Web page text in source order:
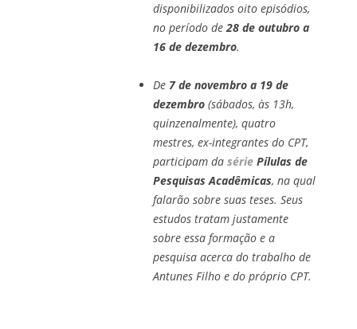
disponibilizados oito episódios,
no período de28 de outubro a
16 de dezembro.
De 7 de novembro a 19 de
dezembro (sábados, às 13h,
quinzenalmente), quatro
mestres, ex-integrantes do CPT,
participam da série Pílulas de
Pesquisas Acadêmicas, na qual
falarão sobre suas teses. Seus
estudos tratam justamente
sobre essa formação e a
pesquisa acerca do trabalho de
Antunes Filho e do próprio CPT.